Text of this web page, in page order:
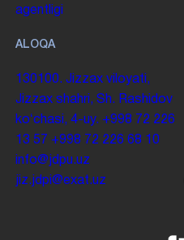
agentligi
ALOQA
130100. Jizzax viloyati,
Jizzax shahri, Sh. Rashidov
koʻchasi, 4-uy. +998 72 226
13 57 +998 72 226 68 10
info@jdpu.uz
jiz.jdpi@exat.uz